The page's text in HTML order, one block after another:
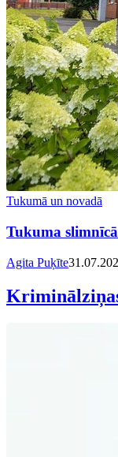
Tukumā un novadā
Tukuma
Agita Puķīte